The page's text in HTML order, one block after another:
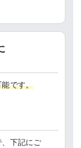
です。
下記にご